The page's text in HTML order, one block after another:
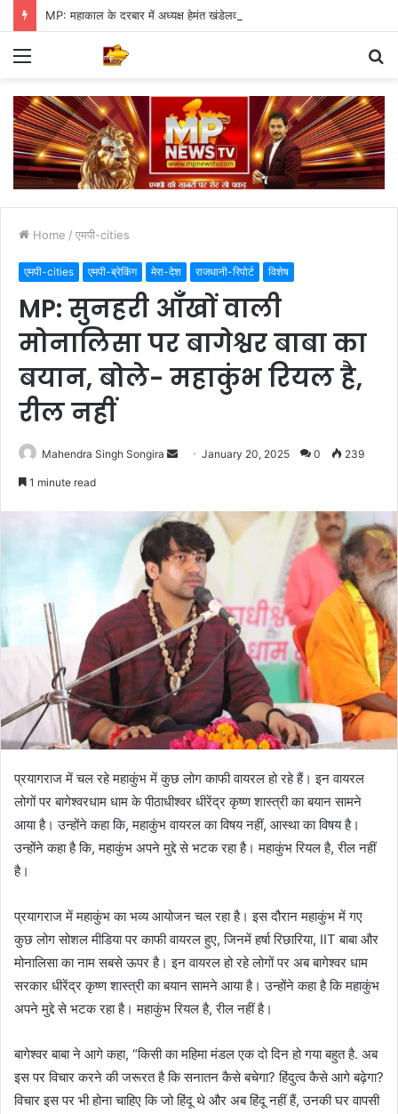
Menu
Home / एमपी-cities
एमपी-cities एमपी-ब्रेकिंग मेरा-देश राजधानी-रिपोर्ट विशेष
MP: सुनहरी आँखों वाली
मोनालिसा पर बागेश्वर बाबा का
बयान, बोले- महाकुंभ रियल है,
रील नहीं
Mahendra Singh Songira
Send January 20, 2025 0 239
1 minute read
प्रयागराज में चल रहे महाकुंभ में कुछ लोग काफी वायरल हो रहे हैं। इन वायरल
लोगों पर बागेश्वरधाम धाम के पीठाधीश्वर धीरेंद्र कृष्ण शास्त्री का बयान सामने
आया है। उन्होंने कहा कि, महाकुंभ वायरल का विषय नहीं, आस्था का विषय है।
उन्होंने कहा है कि, महाकुंभ अपने मुद्दे से भटक रहा है। महाकुंभ रियल है, रील नहीं
है।
प्रयागराज में महाकुंभ का भव्य आयोजन चल रहा है। इस दौरान महाकुंभ में गए
कुछ लोग सोशल मीडिया पर काफी वायरल हुए, जिनमें हर्षा रिछारिया, IIT बाबा और
मोनालिसा का नाम सबसे ऊपर है। इन वायरल हो रहे लोगों पर अब बागेश्वर धाम
सरकार धीरेंद्र कृष्ण शास्त्री का बयान सामने आया है। उन्होंने कहा है कि महाकुंभ
अपने मुद्दे से भटक रहा है। महाकुंभ रियल है, रील नहीं है।
बागेश्वर बाबा ने आगे कहा, “किसी का महिमा मंडल एक दो दिन हो गया बहुत है. अब
इस पर विचार करने की जरूरत है कि सनातन कैसे बचेगा? हिंदुत्व कैसे आगे बढ़ेगा?
विचार इस पर भी होना चाहिए कि जो हिंदू थे और अब हिंदू नहीं हैं, उनकी घर वापसी